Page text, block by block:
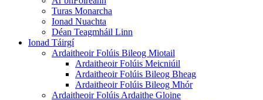
Turas Monarcha
Ionad Nuachta
Déan Teagmháil Linn
Ionad Táirgí
Ardaitheoir Folúis Bileog Miotail
Ardaitheoir Folúis Meicniúil
Ardaitheoir Folúis Bileog Bheag
Ardaitheoir Folúis Bileog Mhór
Ardaitheoir Folúis Ardaithe Gloine